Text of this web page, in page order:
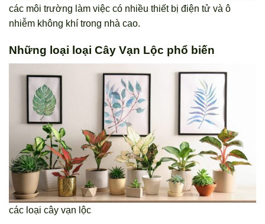
các môi trường làm việc có nhiều thiết bị điện tử và ô
nhiễm không khí trong nhà cao.
Những loại loại Cây Vạn Lộc phổ biến
các loại cây vạn lộc